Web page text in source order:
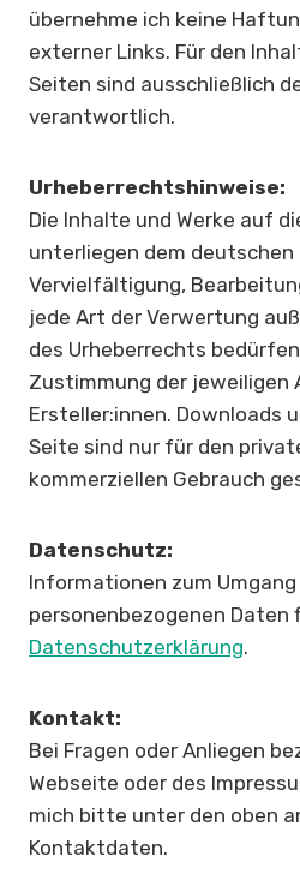
übernehme ich keine
externer Links. Für den
Seiten sind ausschließlich
verantwortlich.
Urheberrechtshinweise:
Die Inhalte und Werke auf
unterliegen dem deutschen
Vervielfältigung,
jede Art der Verwertung
des Urheberrechts
Zustimmung der jeweiligen
Ersteller:innen. Downloads
Seite sind nur für den
kommerziellen Gebrauch
Datenschutz:
Informationen zum
personenbezogenen Daten
Datenschutzerklärung.
Kontakt:
Bei Fragen oder Anliegen
Webseite oder des
mich bitte unter den oben
Kontaktdaten.